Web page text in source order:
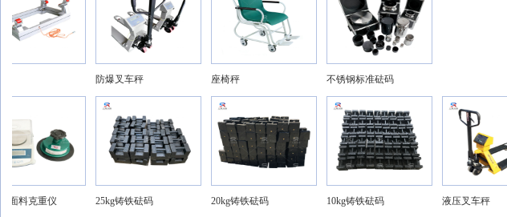
防爆叉车秤 座椅秤 不锈钢标准砝码
料克重仪 25kg铸铁砝码 20kg铸铁砝码 10kg铸铁砝码 液压叉车秤